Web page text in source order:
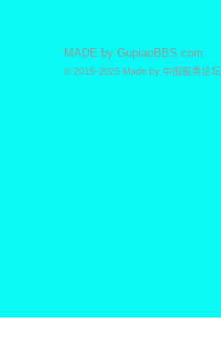
MADE by GupiaoBBS.com
© 2015-2025 Made by 中国股票论坛